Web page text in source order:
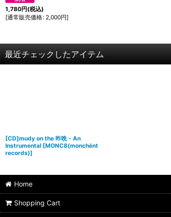
1,780円(税込)
[通常販売価格: 2,000円]
最近チェックしたアイテム
[CD]mudy on the 昨晩 - An
Instrumental [MONC8(monchént
records)]
Home
Shopping Cart